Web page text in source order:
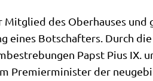
des Ober­hau­ses
eines Bot­schaf­ters. Durch
Papst Pius IX.
Pre­mier­mi­ni­ster der